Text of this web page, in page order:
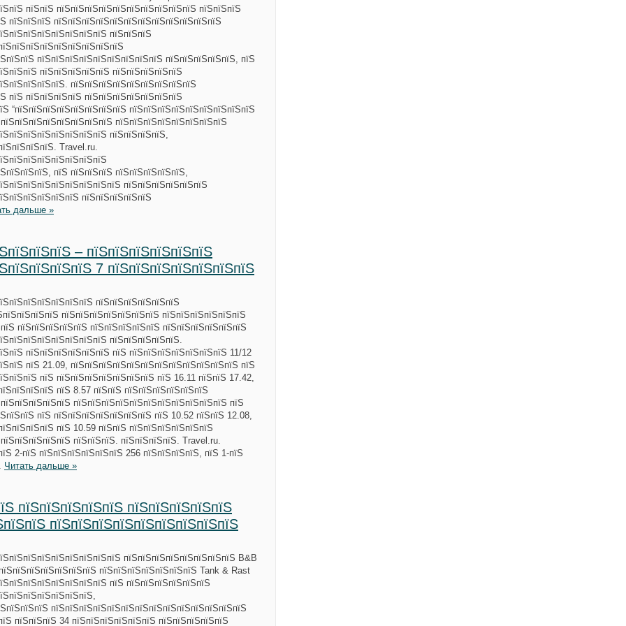
пїЅпїЅ пїЅпїЅпїЅпїЅпїЅпїЅпїЅпїЅпїЅпїЅ пїЅпїЅпїЅ
пїЅпїЅпїЅ пїЅпїЅпїЅпїЅпїЅпїЅпїЅпїЅпїЅпїЅпїЅпїЅ
пїЅпїЅпїЅ
пїЅпїЅпїЅпїЅпїЅпїЅпїЅпїЅпїЅ пїЅпїЅпїЅпїЅпїЅ, пїЅ
пїЅпїЅпїЅпїЅпїЅ пїЅпїЅпїЅпїЅпїЅ
пїЅпїЅпїЅпїЅпїЅпїЅпїЅпїЅпїЅ
пїЅ пїЅпїЅпїЅпїЅ пїЅпїЅпїЅпїЅпїЅпїЅпїЅ
“пїЅпїЅпїЅпїЅпїЅпїЅпїЅпїЅ пїЅпїЅпїЅпїЅпїЅпїЅпїЅпїЅпїЅ
пїЅпїЅпїЅпїЅпїЅпїЅпїЅпїЅ
пїЅпїЅпїЅпїЅ,
Travel.ru.
пїЅ пїЅпїЅпїЅ пїЅпїЅпїЅпїЅпїЅ,
пїЅпїЅпїЅпїЅпїЅпїЅ
пїЅпїЅпїЅпїЅпїЅ
дальше »
– пїЅпїЅпїЅпїЅпїЅпїЅ
7 пїЅпїЅпїЅпїЅпїЅпїЅпїЅ
пїЅпїЅпїЅпїЅпїЅпїЅ
пїЅпїЅпїЅпїЅпїЅпїЅпїЅ пїЅпїЅпїЅпїЅпїЅпїЅ
пїЅпїЅпїЅпїЅпїЅ пїЅпїЅпїЅпїЅпїЅ пїЅпїЅпїЅпїЅпїЅпїЅ
пїЅпїЅпїЅпїЅпїЅ.
пїЅпїЅпїЅпїЅпїЅпїЅ пїЅ пїЅпїЅпїЅпїЅпїЅпїЅпїЅ 11/12
пїЅ 21.09, пїЅпїЅпїЅпїЅпїЅпїЅпїЅпїЅпїЅпїЅпїЅпїЅ пїЅ
пїЅ пїЅпїЅпїЅпїЅпїЅпїЅпїЅ пїЅ 16.11 пїЅпїЅ 17.42,
пїЅ 8.57 пїЅпїЅ пїЅпїЅпїЅпїЅпїЅпїЅ
пїЅпїЅпїЅпїЅпїЅпїЅпїЅпїЅпїЅпїЅпїЅ пїЅ
пїЅ пїЅпїЅпїЅпїЅпїЅпїЅпїЅ пїЅ 10.52 пїЅпїЅ 12.08,
пїЅ 10.59 пїЅпїЅ пїЅпїЅпїЅпїЅпїЅпїЅ
пїЅпїЅпїЅ. пїЅпїЅпїЅпїЅ. Travel.ru.
2-пїЅ пїЅпїЅпїЅпїЅпїЅпїЅ 256 пїЅпїЅпїЅпїЅ, пїЅ 1-пїЅ
Читать дальше »
пїЅпїЅпїЅпїЅпїЅ пїЅпїЅпїЅпїЅпїЅ
пїЅпїЅпїЅпїЅпїЅпїЅпїЅпїЅпїЅ
пїЅпїЅпїЅпїЅпїЅпїЅпїЅпїЅ B&B
пїЅпїЅпїЅпїЅпїЅпїЅпїЅ Tank & Rast
пїЅ пїЅпїЅпїЅпїЅпїЅпїЅ
пїЅпїЅпїЅпїЅпїЅпїЅпїЅпїЅпїЅпїЅпїЅпїЅпїЅпїЅ
пїЅпїЅпїЅ 34 пїЅпїЅпїЅпїЅпїЅпїЅ пїЅпїЅпїЅпїЅпїЅ